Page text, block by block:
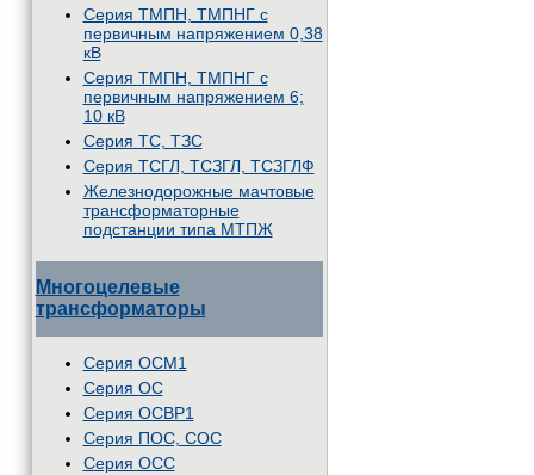
Серия ТМПН, ТМПНГ с
первичным напряжением 0,38
кВ
Серия ТМПН, ТМПНГ с
первичным напряжением 6;
10 кВ
Серия ТС, ТЗС
Серия ТСГЛ, ТСЗГЛ, ТСЗГЛФ
Железнодорожные мачтовые
трансформаторные
подстанции типа МТПЖ
Многоцелевые
трансформаторы
Серия ОСМ1
Серия ОС
Серия ОСВР1
Серия ПОС, СОС
Серия ОСС